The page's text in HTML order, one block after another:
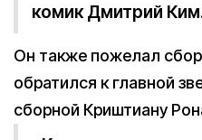
комик Дмитрий
Он также пожелал
обратился к главной
сборной Криштиану